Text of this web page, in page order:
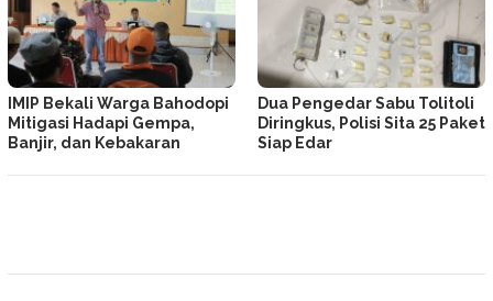
IMIP Bekali Warga Bahodopi
Mitigasi Hadapi Gempa,
Banjir, dan Kebakaran
Dua Pengedar Sabu Tolitoli
Diringkus, Polisi Sita 25 Paket
Siap Edar